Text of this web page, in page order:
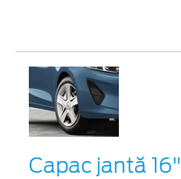
Capac jantă 16"